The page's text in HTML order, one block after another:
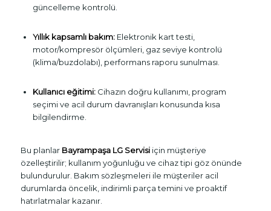
güncelleme kontrolü.
Yıllık kapsamlı bakım:Elektronik kart testi,
motor/kompresör ölçümleri, gaz seviye kontrolü
(klima/buzdolabı), performans raporu sunulması.
Kullanıcı eğitimi:Cihazın doğru kullanımı, program
seçimi ve acil durum davranışları konusunda kısa
bilgilendirme.
Bu planlar Bayrampaşa LG Servisiiçin müşteriye
özelleştirilir; kullanım yoğunluğu ve cihaz tipi göz önünde
bulundurulur. Bakım sözleşmeleri ile müşteriler acil
durumlarda öncelik, indirimli parça temini ve proaktif
hatırlatmalar kazanır.